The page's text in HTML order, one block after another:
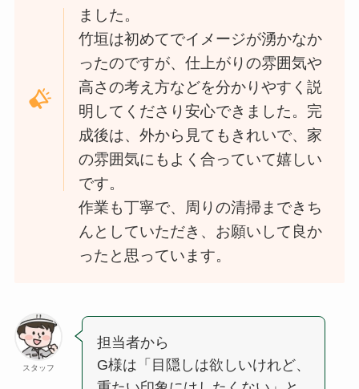
ました。
竹垣は初めてでイメージが湧かなか
ったのですが、仕上がりの雰囲気や
高さの考え方などを分かりやすく説
明してくださり安心できました。完
成後は、外から見てもきれいで、家
の雰囲気にもよく合っていて嬉しい
です。
作業も丁寧で、周りの清掃まできち
んとしていただき、お願いして良か
ったと思っています。
スタッフ
担当者から
G様は「目隠しは欲しいけれど、